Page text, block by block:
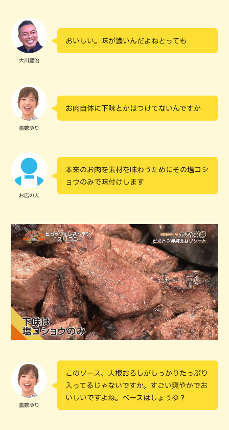
大川豊治
おいしい。味が濃いんだよねとっても
嘉数ゆり
お肉自体に下味とかはつけてないんですか
お店の人
本来のお肉を素材を味わうためにその塩コシ
ョウのみで味付けします
嘉数ゆり
このソース、大根おろしがしっかりたっぷり
入ってるじゃないですか。すごい爽やかでお
いしいですよね。ベースはしょうゆ？